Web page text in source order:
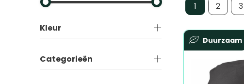
Kleur
Categorieën
1 2 3
Duurzaam